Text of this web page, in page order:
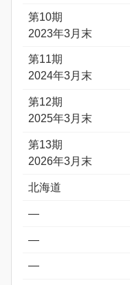
第10期
2023年3月末
第11期
2024年3月末
第12期
2025年3月末
第13期
2026年3月末
北海道
―
―
―